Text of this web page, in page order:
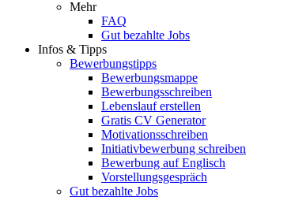
Mehr
FAQ
Gut bezahlte Jobs
Infos & Tipps
Bewerbungstipps
Bewerbungsmappe
Bewerbungsschreiben
Lebenslauf erstellen
Gratis CV Generator
Motivationsschreiben
Initiativbewerbung schreiben
Bewerbung auf Englisch
Vorstellungsgespräch
Gut bezahlte Jobs